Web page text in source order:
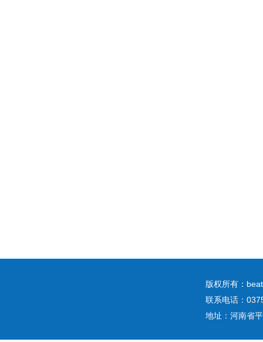
版权所有：
联系电话：
地址：河南省